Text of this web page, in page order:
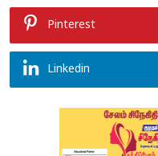
Pinterest
Linkedin